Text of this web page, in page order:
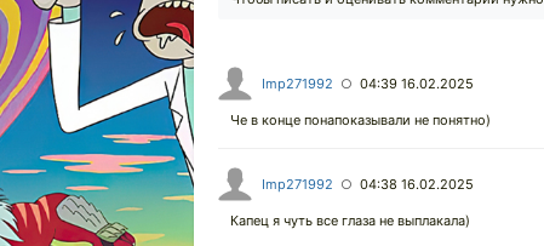
Imp271992 ○ 04:39 16.02.2025
Че в конце понапоказывали не понятно)
Imp271992 ○ 04:38 16.02.2025
Капец я чуть все глаза не выплакала)